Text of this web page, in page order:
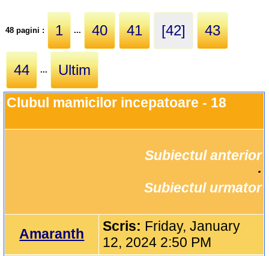
48 pagini : 1 ... 40 41 [42] 43
44 ... Ultim
Clubul mamicilor incepatoare - 18
Subiectul anterior
Subiectul urmator
Amaranth Scris: Friday, January
12, 2024 2:50 PM